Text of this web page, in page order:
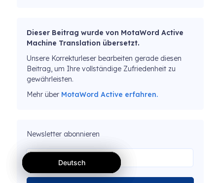
Dieser Beitrag wurde von MotaWord Active
Machine Translation übersetzt.
Unsere Korrekturleser bearbeiten gerade diesen
Beitrag, um Ihre vollständige Zufriedenheit zu
gewährleisten.
Mehr über MotaWord Active erfahren.
Newsletter abonnieren
Deutsch
Deutsch
Deutsch